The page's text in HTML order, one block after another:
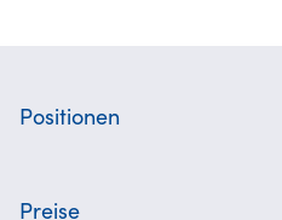
Positionen
Preise